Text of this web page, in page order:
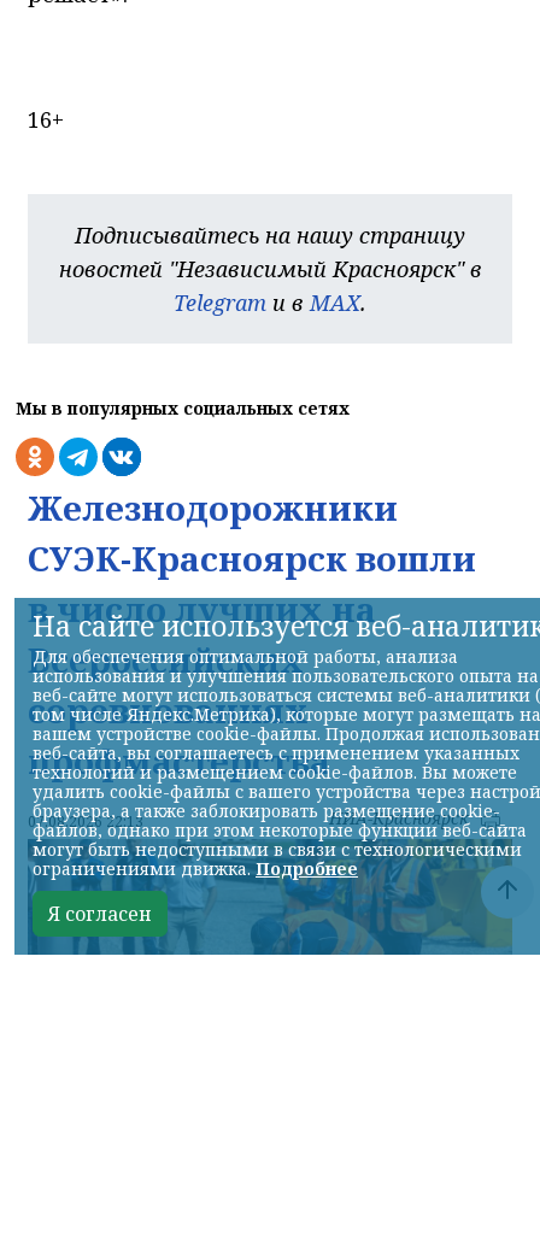
16+
Подписывайтесь на нашу страницу
новостей "Независимый Красноярск" в
Telegram и в MAX.
Мы в популярных социальных сетях
Железнодорожники
СУЭК-Красноярск вошли
в число лучших на
Всероссийских
соревнованиях
профмастерства
07.08.2026 22:13 НИА-Красноярск
На сайте используется веб-
Для обеспечения оптимальной работы, анализа
использования и улучшения пользовательского опыта на
веб-сайте могут использоваться системы веб-аналитики
том числе Яндекс.Метрика), которые могут размещать на
вашем устройстве cookie-файлы. Продолжая
веб-сайта, вы соглашаетесь с применением указанных
технологий и размещением cookie-файлов. Вы можете
удалить cookie-файлы с вашего устройства через
браузера, а также заблокировать размещение cookie-
файлов, однако при этом некоторые функции веб-сайта
могут быть недоступными в связи с технологическими
ограничениями движка. Подробнее
Я согласен